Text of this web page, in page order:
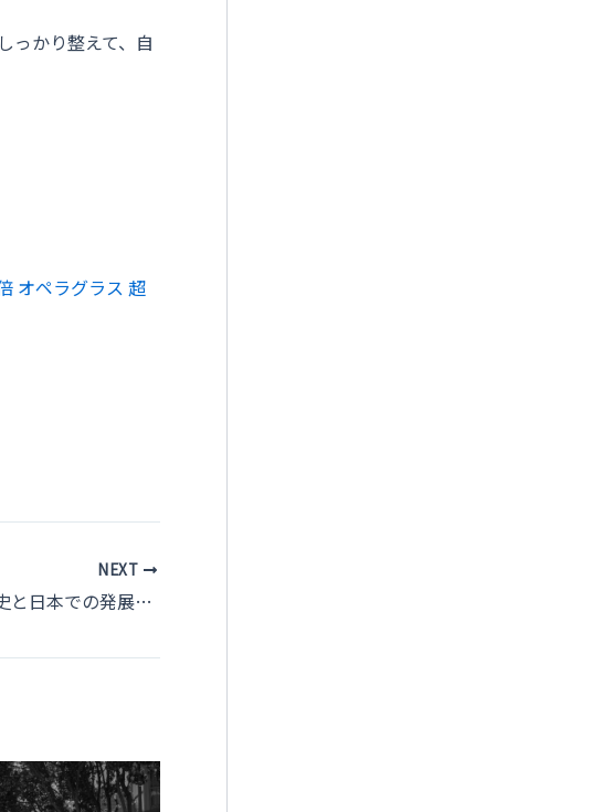
っかり整えて、自
オペラグラス 超
NEXT
バードウォッチングの歴史と日本での発展：起源から現代まで